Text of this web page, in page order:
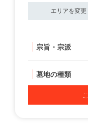
エリアを変更
宗旨・宗派
墓地の種類